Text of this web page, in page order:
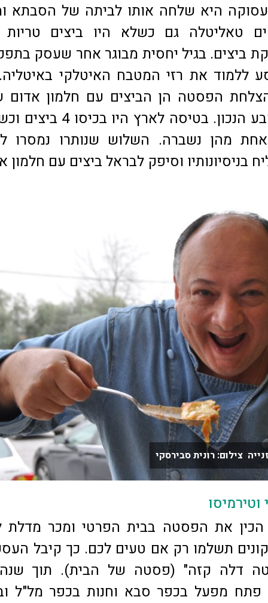
היא שלחה אותו לביתה של הסבתא
טאליטלה גם כשלא היו ביצים טריות
ביצים. בגיל יחסית מבוגר אחר שעסק
ללמוד את רזי המטבח האיטלקי
הפסטה הן הביצים עם חלמון אדום
לפסטה את הצבע הנכון. בטיסה לארץ
מהן נשברה. השלוש שנותרו נמסרו
בניסיונותיו וסיפק לבראל ביצים עם חלמון
צילום: רונית סבירסקי
וטירמיסו
את הפסטה בבית הפרטי ומכר מדלת
תשלמו רק אם טעים לכם. כך קיבל
דלה קזה" (פסטה של הבית). תוך
פתח מפעל בכפר סבא וחנות בכפר מל"ל